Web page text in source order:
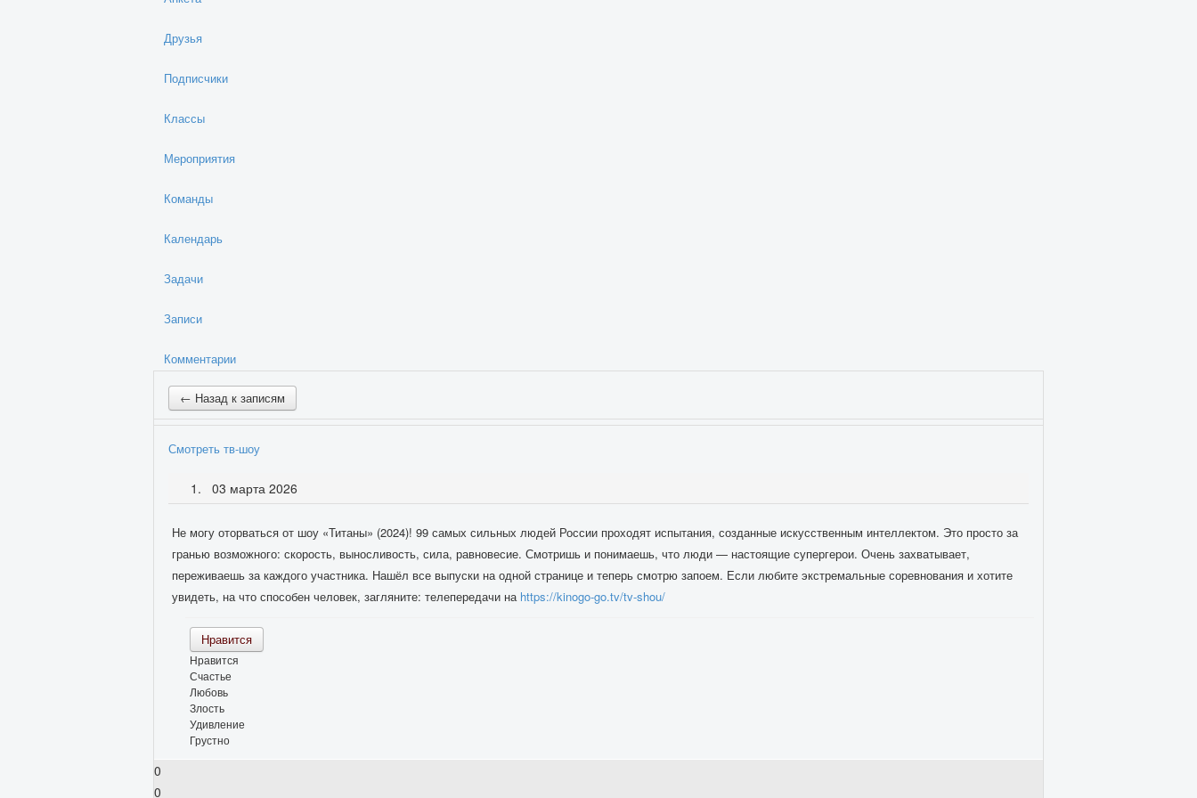
Друзья
Подписчики
Классы
Мероприятия
Команды
Календарь
Задачи
Записи
Комментарии
← Назад к записям
Смотреть тв-шоу
03 марта 2026
Не могу оторваться от шоу «Титаны» (2024)! 99 самых сильных людей России проходят испытания, созданные искусственным интеллектом. Это просто за
гранью возможного: скорость, выносливость, сила, равновесие. Смотришь и понимаешь, что люди — настоящие супергерои. Очень захватывает,
переживаешь за каждого участника. Нашёл все выпуски на одной странице и теперь смотрю запоем. Если любите экстремальные соревнования и хотите
увидеть, на что способен человек, загляните: телепередачи на https://kinogo-go.tv/tv-shou/
Нравится
Нравится
Счастье
Любовь
Злость
Удивление
Грустно
0
0